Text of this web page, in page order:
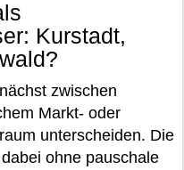
Kurstadt,
zwischen
Markt- oder
unterscheiden. Die
ohne pauschale